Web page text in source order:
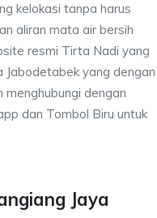
kelokasi tanpa harus
aliran mata air bersih
resmi Tirta Nadi yang
Jabodetabek yang dengan
menghubungi dengan
dan Tombol Biru untuk
Jaya